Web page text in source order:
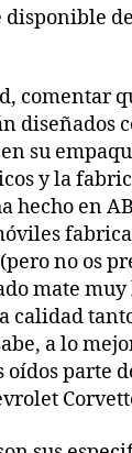
disponible
comentar
diseñados
su
y la
hecho en
no os
mate muy
calidad
a lo
parte